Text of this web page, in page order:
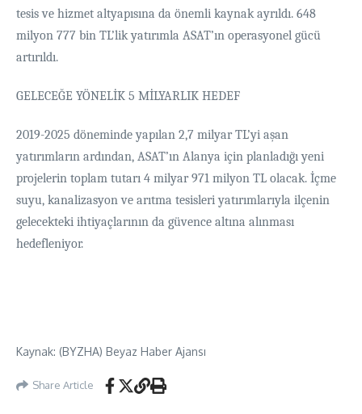
tesis ve hizmet altyapısına da önemli kaynak ayrıldı. 648
milyon 777 bin TL’lik yatırımla ASAT’ın operasyonel gücü
artırıldı.
GELECEĞE YÖNELİK 5 MİLYARLIK HEDEF
2019-2025 döneminde yapılan 2,7 milyar TL’yi aşan
yatırımların ardından, ASAT’ın Alanya için planladığı yeni
projelerin toplam tutarı 4 milyar 971 milyon TL olacak. İçme
suyu, kanalizasyon ve arıtma tesisleri yatırımlarıyla ilçenin
gelecekteki ihtiyaçlarının da güvence altına alınması
hedefleniyor.
Kaynak: (BYZHA) Beyaz Haber Ajansı
Share Article